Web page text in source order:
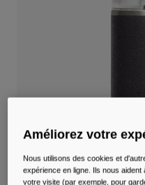
Gourdes Sport
Sacoches Vélo
Réservoirs
Améliorez votre
Nous utilisons des cookies et
expérience en ligne. Ils nous
votre visite (par exemple, pour